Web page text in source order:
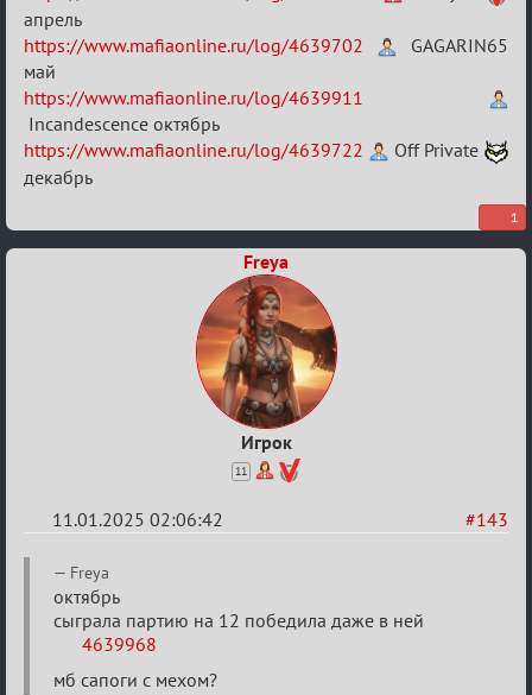
апрель
https://www.mafiaonline.ru/log/4639702
GAGARIN65
май
https://www.mafiaonline.ru/log/4639911
Incandescence октябрь
https://www.mafiaonline.ru/log/4639722
Off Private
декабрь
1
Freya
Игрок
11
#143
11.01.2025 02:06:42
Re:
Двенадцать
месяцев
2025
Freya
октябрь
сыграла партию на 12 победила даже в ней
4639968
мб сапоги с мехом?